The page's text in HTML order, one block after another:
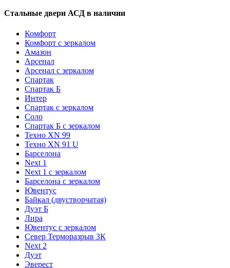
Стальные двери АСД в наличии
Комфорт
Комфорт с зеркалом
Амазон
Арсенал
Арсенал с зеркалом
Спартак
Спартак Б
Интер
Спартак с зеркалом
Соло
Спартак Б с зеркалом
Техно XN 99
Техно XN 91 U
Барселона
Next 1
Next 1 с зеркалом
Барселона с зеркалом
Ювентус
Байкал (двустворчатая)
Дуэт Б
Лира
Ювентус с зеркалом
Север Терморазрыв 3К
Next 2
Дуэт
Эверест